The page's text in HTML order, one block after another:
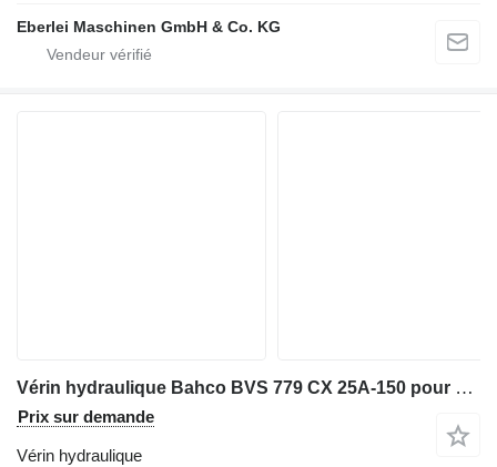
Eberlei Maschinen GmbH & Co. KG
Vérin hydraulique Bahco BVS 779 CX 25A-150 pour matériel industriel
Prix sur demande
Vérin hydraulique